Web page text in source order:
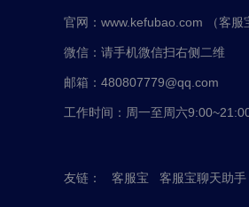
官网：www.kefubao.com （客服
微信：请手机微信扫右侧二维
邮箱：480807779@qq.com
工作时间：周一至周六
友链： 客服宝 客服宝聊天助手